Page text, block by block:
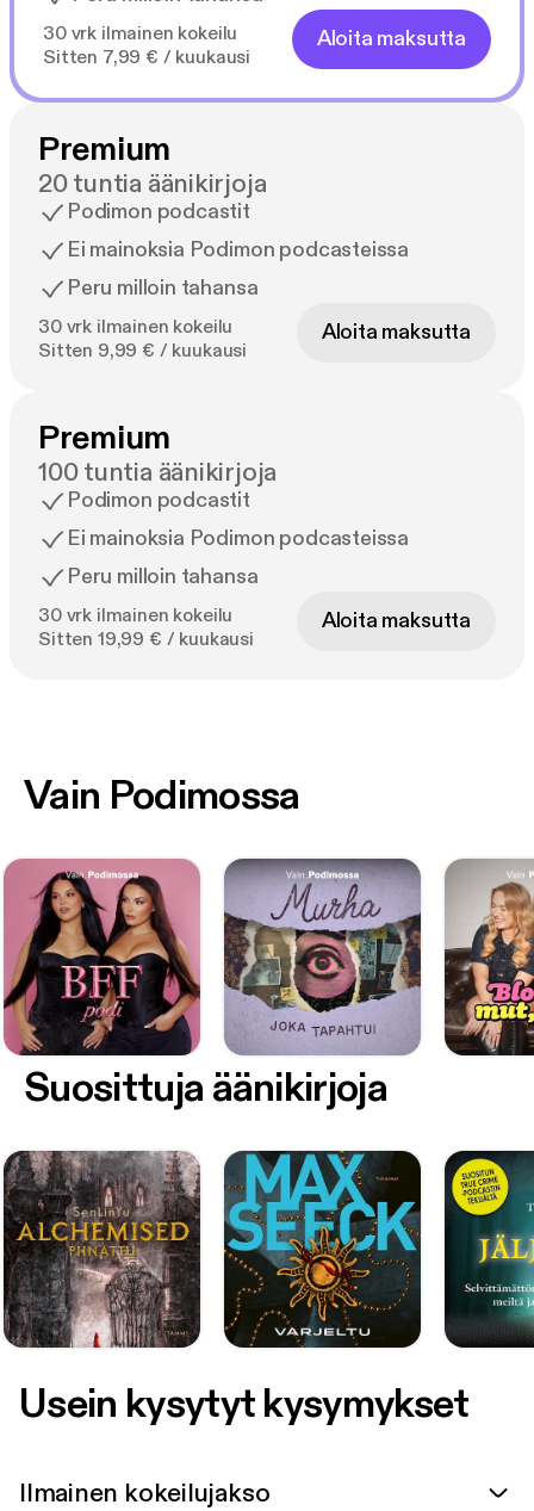
30 vrk ilmainen kokeilu
Sitten 7,99 € / kuukausi
Aloita maksutta
Premium
20 tuntia äänikirjoja
Podimon podcastit
Ei mainoksia Podimon podcasteissa
Peru milloin tahansa
30 vrk ilmainen kokeilu
Sitten 9,99 € / kuukausi
Aloita maksutta
Premium
100 tuntia äänikirjoja
Podimon podcastit
Ei mainoksia Podimon podcasteissa
Peru milloin tahansa
30 vrk ilmainen kokeilu
Sitten 19,99 € / kuukausi
Aloita maksutta
Vain Podimossa
Suosittuja äänikirjoja
Usein kysytyt kysymykset
Ilmainen kokeilujakso